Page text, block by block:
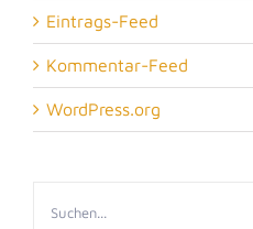
Eintrags-Feed
Kommentar-Feed
WordPress.org
nach: